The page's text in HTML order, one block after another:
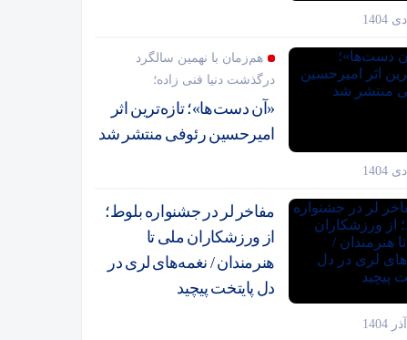
هم‌زمان با نهمین سالگرد
درگذشت دنیا فنی زاده؛
«آن دست‌ها»؛ تازه‌ترین اثر
امیرحسین رئوفی منتشر شد
مفاخر لر در جشنواره بلوط؛
از ورزشکاران ملی تا
هنرمندان / نغمه‌های لری در
دل پایتخت پیچید